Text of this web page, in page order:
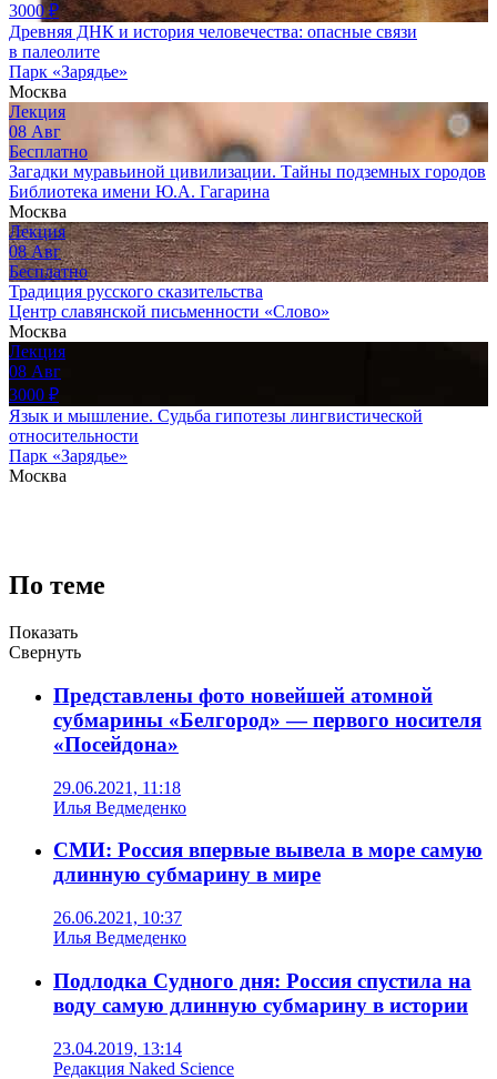
3000₽
Древняя ДНК и история человечества: опасные связи
в палеолите
Парк «Зарядье»
Москва
Лекция
08 Авг
Бесплатно
Загадки муравьиной цивилизации. Тайны подземных городов
Библиотека имени Ю.А. Гагарина
Москва
Лекция
08 Авг
Бесплатно
Традиция русского сказительства
Центр славянской письменности «Слово»
Москва
Лекция
08 Авг
3000 ₽
Язык и мышление. Судьба гипотезы лингвистической
относительности
Парк «Зарядье»
Москва
По теме
Показать
Свернуть
Представлены фото новейшей атомной
субмарины «Белгород» — первого носителя
«Посейдона»
29.06.2021, 11:18
Илья Ведмеденко
СМИ: Россия впервые вывела в море самую
длинную субмарину в мире
26.06.2021, 10:37
Илья Ведмеденко
Подлодка Судного дня: Россия спустила на
воду самую длинную субмарину в истории
23.04.2019, 13:14
Редакция Naked Science